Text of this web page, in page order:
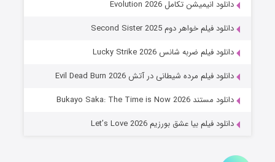
جادوگری در مغولستان
دانلود انیمیشن تکامل Evolution 2026
دانلود فیلم خواهر دوم Second Sister 2025
دانلود فیلم ضربه شانس Lucky Strike 2026
دانلود فیلم مرده شیطانی در آتش Evil Dead Burn 2026
دانلود مستند Bukayo Saka: The Time is Now 2026
دانلود فیلم بیا عشق بورزیم Let’s Love 2026